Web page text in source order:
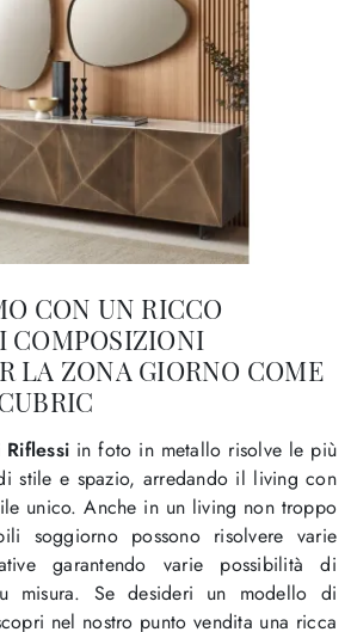
CON UN RICCO
COMPOSIZIONI
LA ZONA GIORNO COME
in foto in metallo risolve le più
stile e spazio, arredando il living con
unico. Anche in un living non troppo
soggiorno possono risolvere varie
garantendo varie possibilità di
misura. Se desideri un modello di
nel nostro punto vendita una ricca